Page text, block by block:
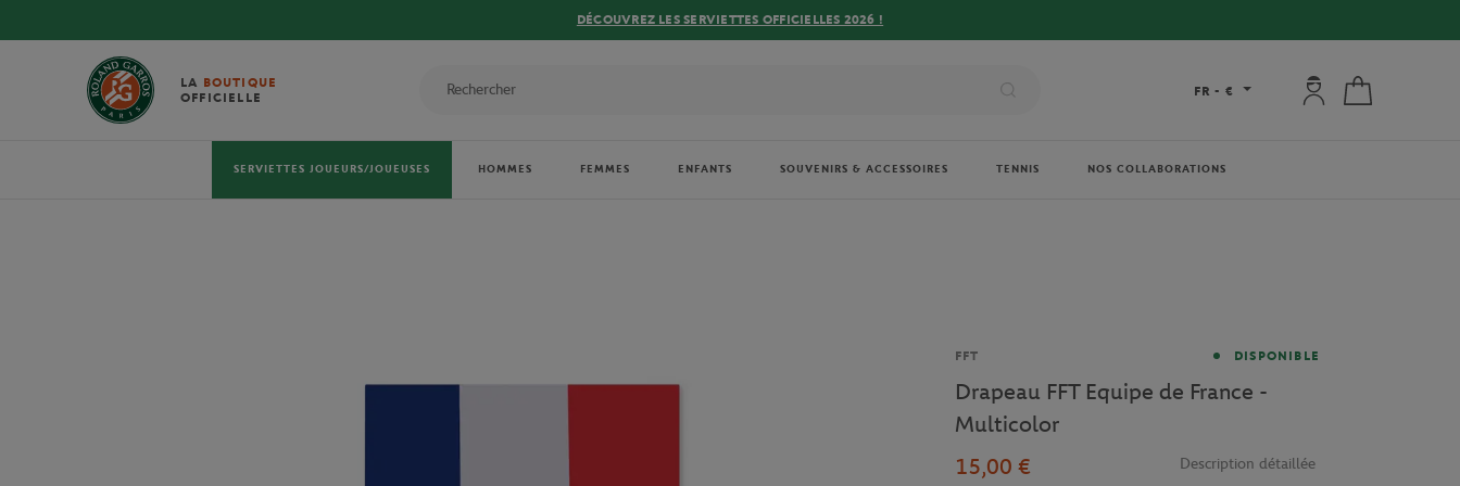
DÉCOUVREZ LES SERVIETTES OFFICIELLES 2026 !
LA BOUTIQUE
OFFICIELLE
FR - € Mon compte : se
SERVIETTES JOUEURS/JOUEUSES HOMMES FEMMES ENFANTS SOUVENIRS & ACCESSOIRES TENNIS NOS COLLABORATIONS
Marque
FFT DISPONIBLE
Drapeau FFT Equipe de France -
Multicolor
15,00 €
Description détaillée